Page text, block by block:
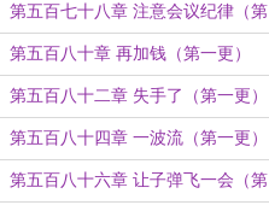
第五百七十八章 注意会议纪律（第
一更）
第五百八十章 再加钱（第一更）
第五百八十二章 失手了（第一更）
第五百八十四章 一波流（第一更）
第五百八十六章 让子弹飞一会（第